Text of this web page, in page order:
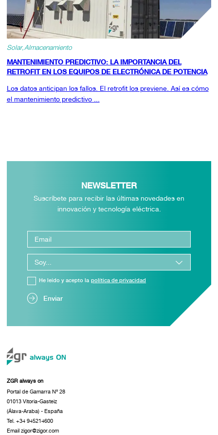
Solar Almacenamiento
MANTENIMIENTO PREDICTIVO: LA IMPORTANCIA DEL
RETROFIT EN LOS EQUIPOS DE ELECTRÓNICA DE POTENCIA
Los datos anticipan los fallos. El retrofit los previene. Así es cómo
el mantenimiento predictivo ...
NEWSLETTER
Suscríbete para recibir las últimas novedades en
innovación y tecnología eléctrica.
Enviar
He leído y acepto la política de privacidad
ZGR always on
Portal de Gamarra Nº 28
01013 Vitoria-Gasteiz
(Álava-Araba) - España
Tel. +34 945214600
Email zigor@zigor.com